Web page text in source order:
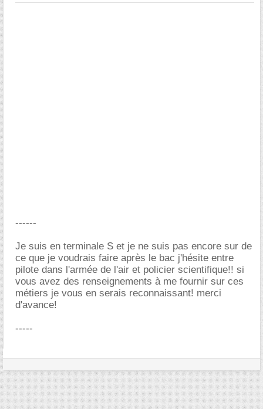
------
Je suis en terminale S et je ne suis pas encore sur de
ce que je voudrais faire après le bac j'hésite entre
pilote dans l'armée de l'air et policier scientifique!! si
vous avez des renseignements à me fournir sur ces
métiers je vous en serais reconnaissant! merci
d'avance!
-----